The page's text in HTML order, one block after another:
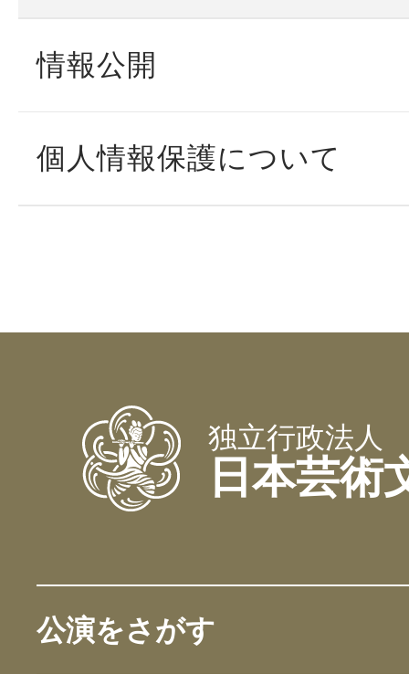
情報公開
個人情報保護について
独立行政法人
日本芸術
公演をさがす